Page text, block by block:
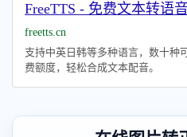
FreeTTS - 免费文本转语
freetts.cn
支持中英日韩等多种语言，数十种
费额度，轻松合成文本配音。